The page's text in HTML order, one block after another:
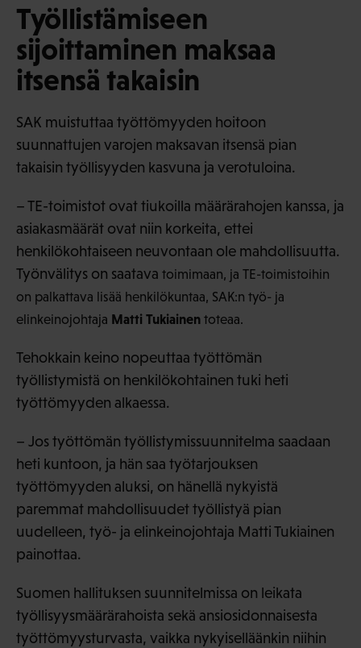
Työllistämiseen
sijoittaminen maksaa
itsensä takaisin
SAK muistuttaa työttömyyden hoitoon
suunnattujen varojen maksavan itsensä pian
takaisin työllisyyden kasvuna ja verotuloina.
– TE-toimistot ovat tiukoilla määrärahojen kanssa, ja
asiakasmäärät ovat niin korkeita, ettei
henkilökohtaiseen neuvontaan ole mahdollisuutta.
Työnvälitys on saatava toimimaan, ja TE-toimistoihin
on palkattava lisää henkilökuntaa, SAK:n työ- ja
elinkeinojohtaja Matti Tukiainen toteaa.
Tehokkain keino nopeuttaa työttömän
työllistymistä on henkilökohtainen tuki heti
työttömyyden alkaessa.
– Jos työttömän työllistymissuunnitelma saadaan
heti kuntoon, ja hän saa työtarjouksen
työttömyyden aluksi, on hänellä nykyistä
paremmat mahdollisuudet työllistyä pian
uudelleen, työ- ja elinkeinojohtaja Matti Tukiainen
painottaa.
Suomen hallituksen suunnitelmissa on leikata
työllisyysmäärärahoista sekä ansiosidonnaisesta
työttömyysturvasta, vaikka nykyiselläänkin niihin